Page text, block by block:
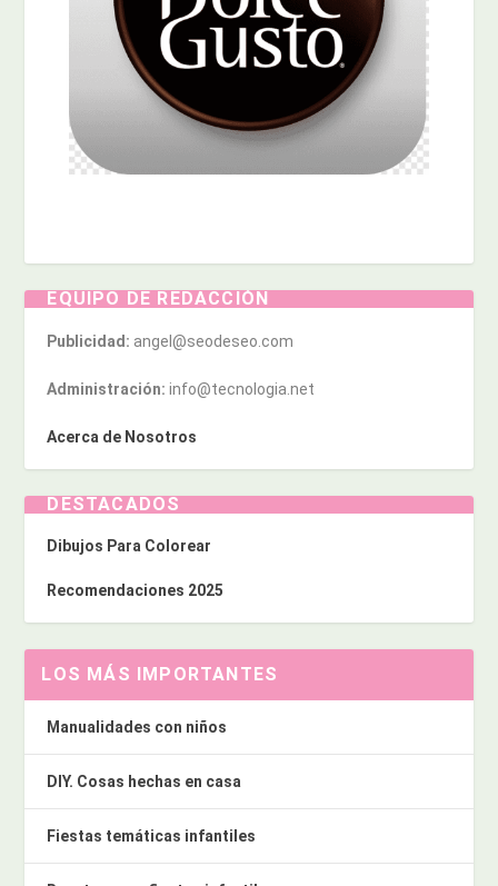
EQUIPO DE REDACCIÓN
Publicidad: angel@seodeseo.com
Administración: info@tecnologia.net
Acerca de Nosotros
DESTACADOS
Dibujos Para Colorear
Recomendaciones 2025
LOS MÁS IMPORTANTES
Manualidades con niños
DIY. Cosas hechas en casa
Fiestas temáticas infantiles